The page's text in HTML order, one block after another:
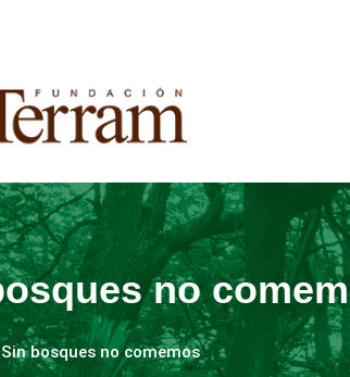
no
Sin bosques no comemos